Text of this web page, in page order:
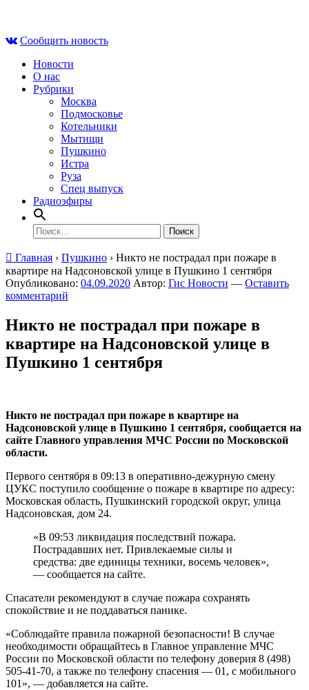
contentСообщить новость
Новости
О нас
Рубрики
Москва
Подмосковье
Котельники
Мытищи
Пушкино
Истра
Руза
Спец выпуск
Радиоэфиры
Найти:
Главная › Пушкино › Никто не пострадал при пожаре в
квартире на Надсоновской улице в Пушкино 1 сентября
Опубликовано: 04.09.2020 Автор: Гис Новости — Оставить
комментарий
Никто не пострадал при пожаре в
квартире на Надсоновской улице в
Пушкино 1 сентября
Никто не пострадал при пожаре в квартире на
Надсоновской улице в Пушкино 1 сентября, сообщается на
сайте Главного управления МЧС России по Московской
области.
Первого сентября в 09:13 в оперативно-дежурную смену
ЦУКС поступило сообщение о пожаре в квартире по адресу:
Московская область, Пушкинский городской округ, улица
Надсоновская, дом 24.
«В 09:53 ликвидация последствий пожара.
Пострадавших нет. Привлекаемые силы и
средства: две единицы техники, восемь человек»,
— сообщается на сайте.
Спасатели рекомендуют в случае пожара сохранять
спокойствие и не поддаваться панике.
«Соблюдайте правила пожарной безопасности! В случае
необходимости обращайтесь в Главное управление МЧС
России по Московской области по телефону доверия 8 (498)
505-41-70, а также по телефону спасения — 01, с мобильного
101», — добавляется на сайте.